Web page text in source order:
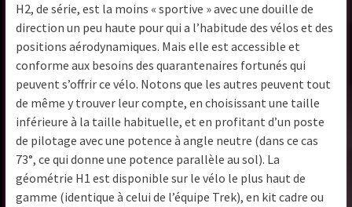
H2, de série, est la moins « sportive » avec une douille de
direction un peu haute pour qui a l’habitude des vélos et des
positions aérodynamiques. Mais elle est accessible et
conforme aux besoins des quarantenaires fortunés qui
peuvent s’offrir ce vélo. Notons que les autres peuvent tout
de même y trouver leur compte, en choisissant une taille
inférieure à la taille habituelle, et en profitant d’un poste
de pilotage avec une potence à angle neutre (dans ce cas
73°, ce qui donne une potence parallèle au sol). La
géométrie H1 est disponible sur le vélo le plus haut de
gamme (identique à celui de l’équipe Trek), en kit cadre ou